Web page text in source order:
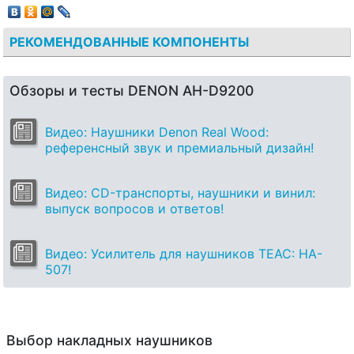
РЕКОМЕНДОВАННЫЕ КОМПОНЕНТЫ
Обзоры и тесты DENON AH-D9200
Видео: Наушники Denon Real Wood:
референсный звук и премиальный дизайн!
Видео: CD-транспорты, наушники и винил:
выпуск вопросов и ответов!
Видео: Усилитель для наушников TEAC: HA-
507!
Выбор накладных наушников